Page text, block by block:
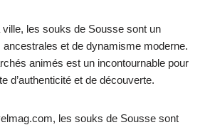
les souks de Sousse sont un
ancestrales et de dynamisme moderne.
animés est un incontournable pour
d’authenticité et de découverte.
les souks de Sousse sont